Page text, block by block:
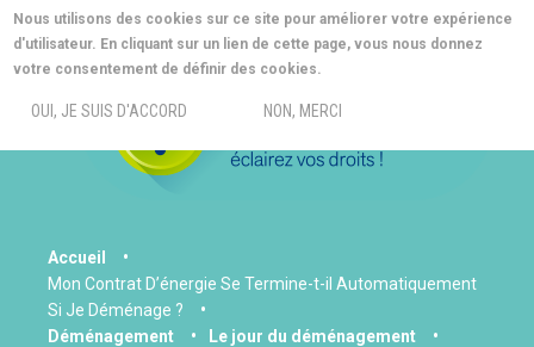
Nous utilisons des cookies sur ce site pour améliorer votre expérience
d'utilisateur. En cliquant sur un lien de cette page, vous nous donnez
votre consentement de définir des cookies.
OUI, JE SUIS D'ACCORD NON, MERCI
Aller
au
contenu
MENU
You
are
here
Accueil
Mon Contrat D’énergie Se Termine-t-il Automatiquement
Si Je Déménage ?
Déménagement
Le jour du déménagement